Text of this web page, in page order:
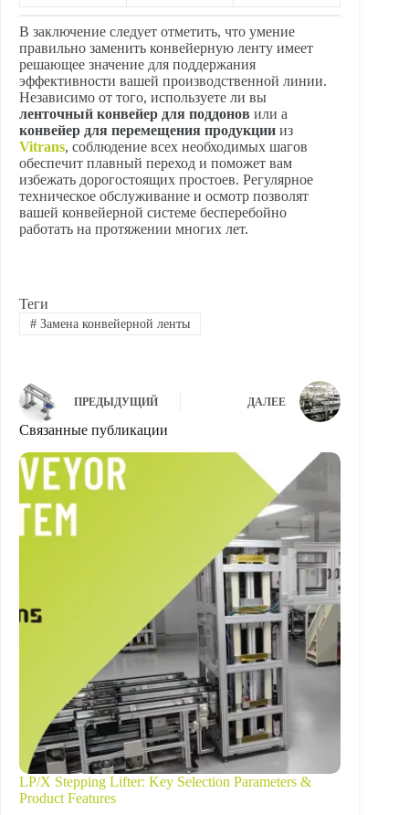
В заключение следует отметить, что умение
правильно заменить конвейерную ленту имеет
решающее значение для поддержания
эффективности вашей производственной линии.
Независимо от того, используете ли вы
ленточный конвейер для поддонов или а
конвейер для перемещения продукции из
Vitrans, соблюдение всех необходимых шагов
обеспечит плавный переход и поможет вам
избежать дорогостоящих простоев. Регулярное
техническое обслуживание и осмотр позволят
вашей конвейерной системе бесперебойно
работать на протяжении многих лет.
Теги
#Замена конвейерной ленты
ПРЕДЫДУЩИЙ ДАЛЕЕ
Связанные публикации
LP/X Stepping Lifter: Key Selection Parameters &
Product Features